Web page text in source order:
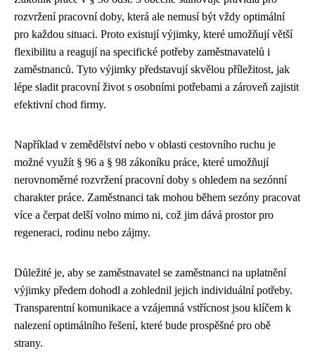
rozvržení pracovní doby, která ale nemusí být vždy optimální
pro každou situaci. Proto existují výjimky, které umožňují větší
flexibilitu a reagují na specifické potřeby zaměstnavatelů i
zaměstnanců. Tyto výjimky představují skvělou příležitost, jak
lépe sladit pracovní život s osobními potřebami a zároveň zajistit
efektivní chod firmy.
Například v zemědělství nebo v oblasti cestovního ruchu je
možné využít § 96 a § 98 zákoníku práce, které umožňují
nerovnoměrné rozvržení pracovní doby s ohledem na sezónní
charakter práce. Zaměstnanci tak mohou během sezóny pracovat
více a čerpat delší volno mimo ni, což jim dává prostor pro
regeneraci, rodinu nebo zájmy.
Důležité je, aby se zaměstnavatel se zaměstnanci na uplatnění
výjimky předem dohodl a zohlednil jejich individuální potřeby.
Transparentní komunikace a vzájemná vstřícnost jsou klíčem k
nalezení optimálního řešení, které bude prospěšné pro obě
strany.